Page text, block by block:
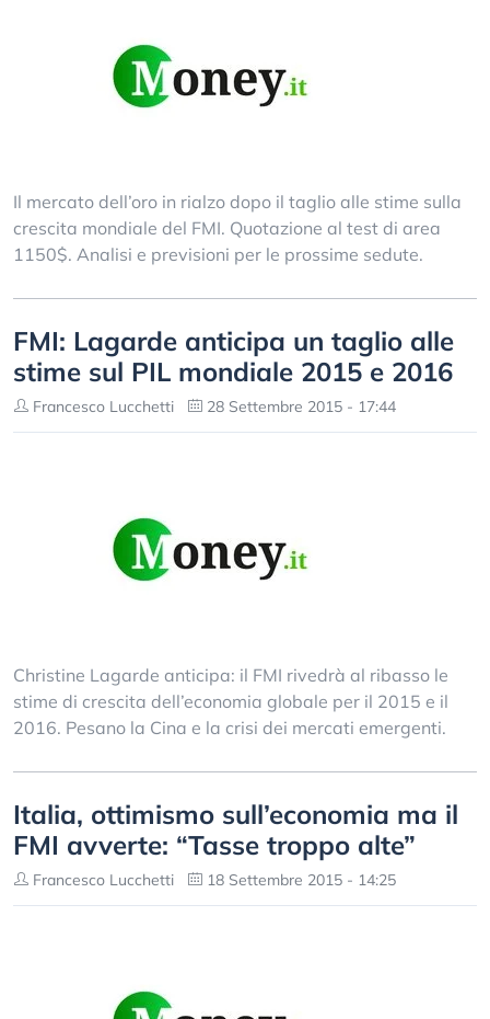
Il mercato dell’oro in rialzo dopo il taglio alle stime sulla
crescita mondiale del FMI. Quotazione al test di area
1150$. Analisi e previsioni per le prossime sedute.
FMI: Lagarde anticipa un taglio alle
stime sul PIL mondiale 2015 e 2016
Francesco Lucchetti 28 Settembre 2015 - 17:44
Christine Lagarde anticipa: il FMI rivedrà al ribasso le
stime di crescita dell’economia globale per il 2015 e il
2016. Pesano la Cina e la crisi dei mercati emergenti.
Italia, ottimismo sull’economia ma il
FMI avverte: “Tasse troppo alte”
Francesco Lucchetti 18 Settembre 2015 - 14:25